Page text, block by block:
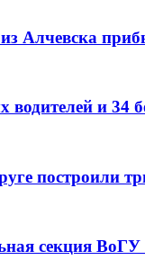
Алчевска
и 34
построили
секция